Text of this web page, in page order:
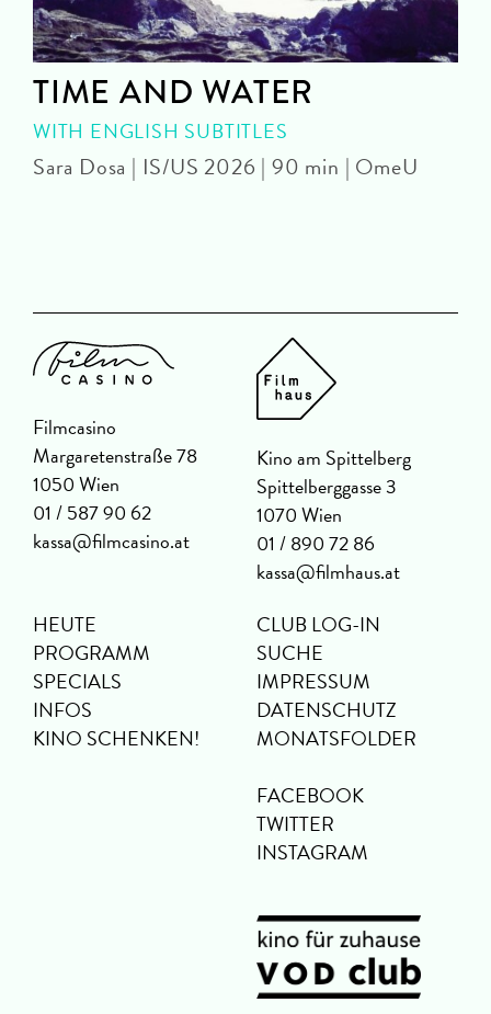
TIME AND WATER
WITH ENGLISH SUBTITLES
Sara Dosa | IS/US 2026 | 90 min | OmeU
Filmcasino
Margaretenstraße 78
1050 Wien
01 / 587 90 62
kassa@filmcasino.at
Kino am Spittelberg
Spittelberggasse 3
1070 Wien
01 / 890 72 86
kassa@filmhaus.at
HEUTE
PROGRAMM
SPECIALS
INFOS
KINO SCHENKEN!
CLUB LOG-IN
SUCHE
IMPRESSUM
DATENSCHUTZ
MONATSFOLDER
FACEBOOK
TWITTER
INSTAGRAM